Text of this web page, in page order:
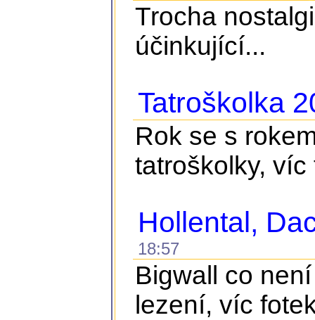
Trocha
účinkující...
Tatroškolka
Rok se s
tatroškolky,
Hollental,
18:57
Bigwall co
lezení, víc